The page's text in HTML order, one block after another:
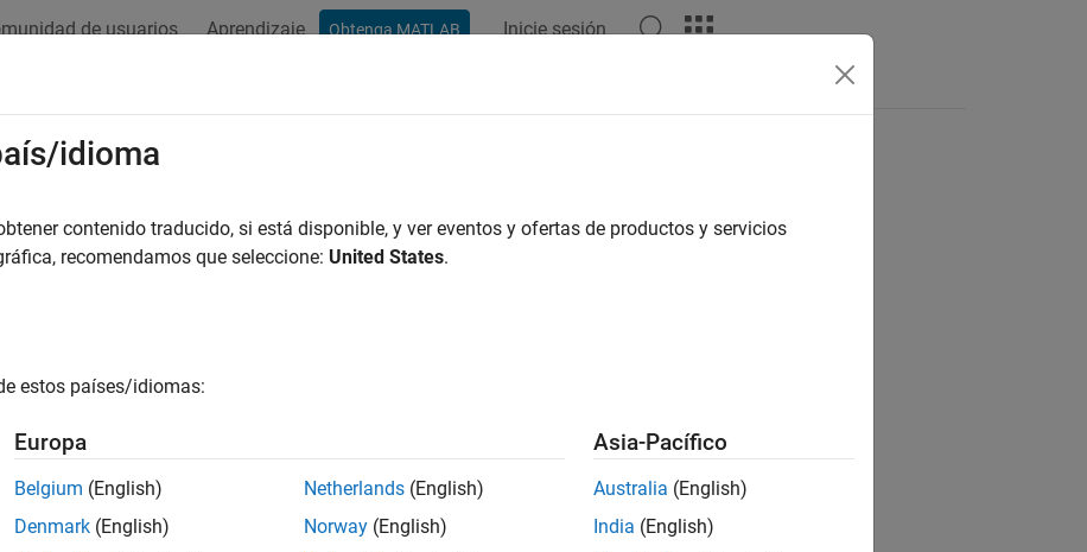
de usuarios Aprendizaje Obtenga MATLAB Inicie sesión
Respuestas
¿Qué tan útil fue esta traducción?
idioma
contenido traducido, si está disponible, y ver eventos y ofertas de productos y servicios
recomendamos que seleccione: United States.
estos países/idiomas:
Europa
Belgium (English)
Denmark (English)
Netherlands (English)
Norway (English)
Asia-Pacífico
Australia (English)
India (English)